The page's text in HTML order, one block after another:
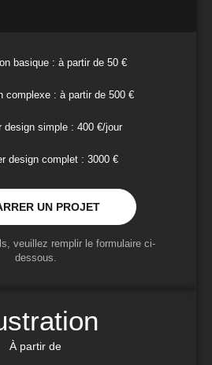
basique : à partir de 50 €
complexe : à partir de 500 €
design simple : 400 €/jour
design complet : 3000 €
UN PROJET
veuillez remplir le formulaire ci-
dessous.
À partir de